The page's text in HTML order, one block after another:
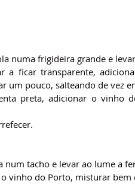
numa frigideira grande e
a ficar transparente,
um pouco, salteando de vez
preta, adicionar o vinho
num tacho e levar ao lume a
vinho do Porto, misturar bem